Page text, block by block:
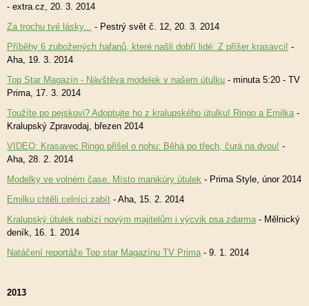
- extra.cz, 20. 3. 2014
Za trochu tvé lásky... - Pestrý svět č. 12, 20. 3. 2014
Příběhy 6 zubožených hafanů, které našli dobří lidé: Z příšer krasavci! -
Aha, 19. 3. 2014
Top Star Magazín - Návštěva modelek v našem útulku - minuta 5:20 - TV
Prima, 17. 3. 2014
Toužíte po pejskovi? Adoptujte ho z kralupského útulku! Ringo a Emilka-
Kralupský Zpravodaj, březen 2014
VIDEO: Krasavec Ringo přišel o nohu: Běhá po třech, čurá na dvou! -
Aha, 28. 2. 2014
Modelky ve volném čase. Místo manikúry útulek - Prima Style, únor 2014
Emilku chtěli celníci zabít - Aha, 15. 2. 2014
Kralupský útulek nabízí novým majitelům i výcvik psa zdarma- Mělnický
deník, 16. 1. 2014
Natáčení reportáže Top star Magazínu TV Prima- 9. 1. 2014
2013